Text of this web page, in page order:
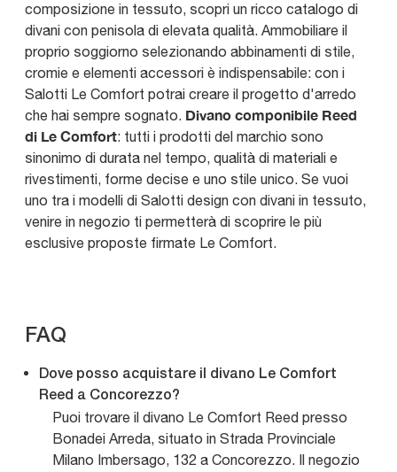
composizione in tessuto, scopri un ricco catalogo di
divani con penisola di elevata qualità. Ammobiliare il
proprio soggiorno selezionando abbinamenti di stile,
cromie e elementi accessori è indispensabile: con i
Salotti Le Comfort potrai creare il progetto d'arredo
che hai sempre sognato. Divano componibile Reed
di Le Comfort: tutti i prodotti del marchio sono
sinonimo di durata nel tempo, qualità di materiali e
rivestimenti, forme decise e uno stile unico. Se vuoi
uno tra i modelli di Salotti design con divani in tessuto,
venire in negozio ti permetterà di scoprire le più
esclusive proposte firmate Le Comfort.
FAQ
Dove posso acquistare il divano Le Comfort
Reed a Concorezzo?
Puoi trovare il divano Le Comfort Reed presso
Bonadei Arreda, situato in Strada Provinciale
Milano Imbersago, 132 a Concorezzo. Il negozio